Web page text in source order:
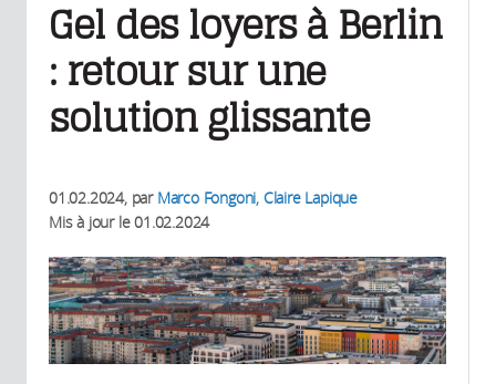
Gel des loyers à Berlin
: retour sur une
solution glissante
01.02.2024, par Marco Fongoni, Claire Lapique
Mis à jour le01.02.2024